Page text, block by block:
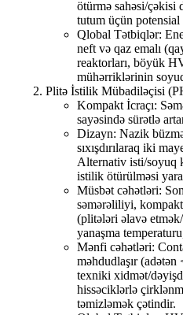
ötürmə sahəsi/çəkisi
tutum üçün
Qlobal Tətbiqlər:
neft və qaz emalı
reaktorları, böyük
mühərriklərinin
Plitə İstilik Mübadiləçisi
Kompakt İcraçı:
sayəsində sürətlə
Dizayn: Nazik
sıxışdırılaraq iki
Alternativ isti/soyuq
istilik ötürülməsi
Müsbət cəhətləri:
səmərəliliyi,
(plitələri əlavə etmək/
yanaşma
Mənfi cəhətləri:
məhdudlaşır
texniki xidmət/
hissəciklərlə
təmizləmək çətindir.